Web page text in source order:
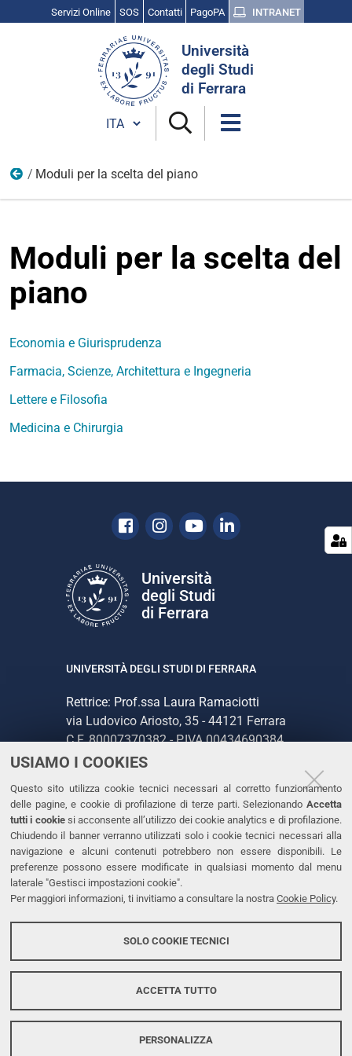
USIAMO I COOKIES
Questo sito utilizza cookie tecnici necessari al corretto funzionamento
delle pagine, e cookie di profilazione di terze parti. Selezionando Accetta
tutti i cookiesi acconsente all’utilizzo dei cookie analytics e di profilazione.
Chiudendo il banner verranno utilizzati solo i cookie tecnici necessari alla
navigazione e alcuni contenuti potrebbero non essere disponibili. Le
preferenze possono essere modificate in qualsiasi momento dal menu
laterale "Gestisci impostazioni cookie".
Per maggiori informazioni, ti invitiamo a consultare la nostra Cookie Policy.
SOLO COOKIE TECNICI
ACCETTA TUTTO
PERSONALIZZA
Servizi Online SOS Contatti PagoPA INTRANET
Università
degli Studi
di Ferrara
Cambia lingua
Compilare il piano degli studi
Moduli per la scelta del piano
Moduli per la scelta del
piano
Economia e Giurisprudenza
Farmacia, Scienze, Architettura e Ingegneria
Lettere e Filosofia
Medicina e Chirurgia
Facebook
Instagram
YoutubeLinkedin
Università
degli Studi
di Ferrara
UNIVERSITÀ DEGLI STUDI DI FERRARA
Rettrice: Prof.ssa Laura Ramaciotti
via Ludovico Ariosto, 35 - 44121 Ferrara
C.F. 80007370382 - P.IVA 00434690384
CONTATTI
Tel. +39 0532 293111
Fax. +39 0532 293031
PEC
LINKS
Accessibilità
Protezione dati personali